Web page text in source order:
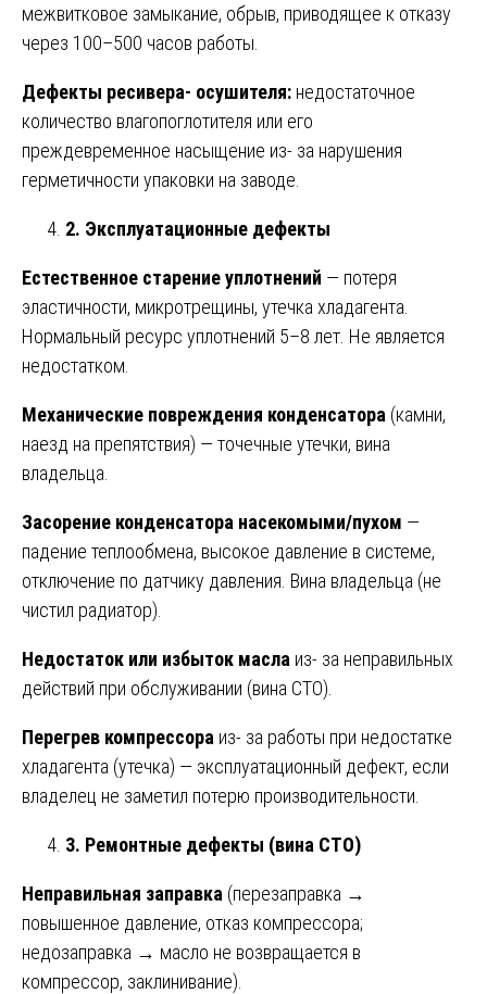
межвитковое замыкание, обрыв, приводящее к отказу
через 100–500 часов работы.
Дефекты ресивера- осушителя: недостаточное
количество влагопоглотителя или его
преждевременное насыщение из- за нарушения
герметичности упаковки на заводе.
2. Эксплуатационные дефекты
Естественное старение уплотнений — потеря
эластичности, микротрещины, утечка хладагента.
Нормальный ресурс уплотнений 5–8 лет. Не является
недостатком.
Механические повреждения конденсатора (камни,
наезд на препятствия) — точечные утечки, вина
владельца.
Засорение конденсатора насекомыми/пухом —
падение теплообмена, высокое давление в системе,
отключение по датчику давления. Вина владельца (не
чистил радиатор).
Недостаток или избыток масла из- за неправильных
действий при обслуживании (вина СТО).
Перегрев компрессора из- за работы при недостатке
хладагента (утечка) — эксплуатационный дефект, если
владелец не заметил потерю производительности.
3. Ремонтные дефекты (вина СТО)
Неправильная заправка (перезаправка →
повышенное давление, отказ компрессора;
недозаправка → масло не возвращается в
компрессор, заклинивание).